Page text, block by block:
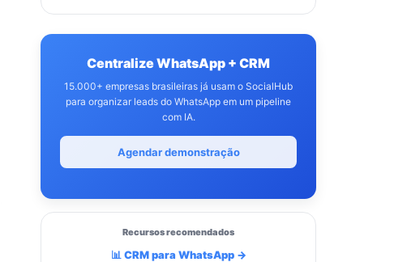
Centralize WhatsApp + CRM
15.000+ empresas brasileiras já usam o SocialHub
para organizar leads do WhatsApp em um pipeline
com IA.
Agendar demonstração
Recursos recomendados
📊 CRM para WhatsApp →